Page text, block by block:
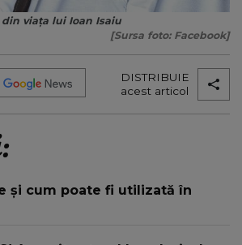
viața lui Ioan Isaiu
[Sursa foto: Facebook]
DISTRIBUIE
acest articol
și cum poate fi utilizată în